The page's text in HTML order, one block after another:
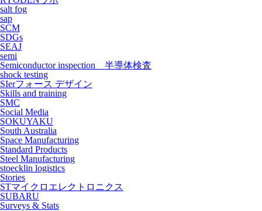
salt fog
sap
SCM
SDGs
SEAJ
semi
Semiconductor inspection 半導体検査
shock testing
SIerフォース デザイン
Skills and training
SMC
Social Media
SOKUYAKU
South Australia
Space Manufacturing
Standard Products
Steel Manufacturing
stoecklin logistics
Stories
STマイクロエレクトロニクス
SUBARU
Surveys & Stats